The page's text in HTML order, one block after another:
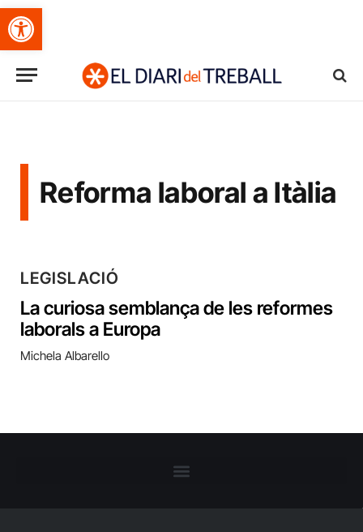
Obre la barra d'eines
Reforma laboral a Itàlia
LEGISLACIÓ
La curiosa semblança de les reformes
laborals a Europa
Michela Albarello